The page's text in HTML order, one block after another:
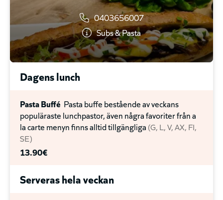
0403656007
Subs & Pasta
Dagens lunch
Pasta Buffé Pasta buffe bestående av veckans
populäraste lunchpastor, även några favoriter från a
la carte menyn finns alltid tillgängliga G L V AX FI
SE
13.90€
Serveras hela veckan